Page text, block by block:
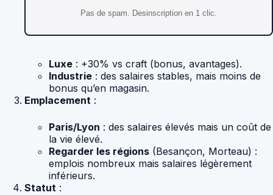
Pas de spam. Desinscription en 1 clic.
Luxe : +30% vs craft (bonus, avantages).
Industrie : des salaires stables, mais moins de
bonus qu’en magasin.
Emplacement :
Paris/Lyon : des salaires élevés mais un coût de
la vie élevé.
Regarder les régions (Besançon, Morteau) :
emplois nombreux mais salaires légèrement
inférieurs.
Statut :